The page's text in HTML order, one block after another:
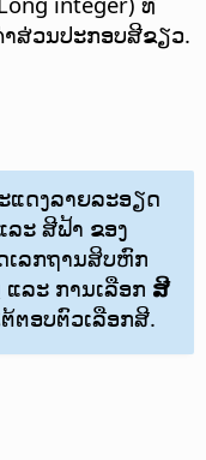
ສ່ວນປະກອບສີຂຽວ.
ດງລາຍລະອຽດ
ະ ສີຟ້າ ຂອງ
ລກຖານສິບຫົກ
ແລະ ການເລືອກ ສີ
ຕອບຕົວເລືອກສີ.